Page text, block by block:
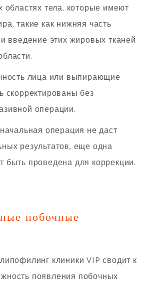
областях тела, которые имеют
такие как нижняя часть
введение этих жировых тканей
лица или выпирающие
скорректированы без
операции.
операция не даст
результатов, еще одна
быть проведена для коррекции.
побочные
клиники VIP сводит к
появления побочных